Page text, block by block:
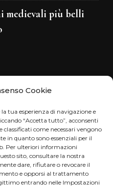
Cookie
tua esperienza di navigazione e
“Accetta tutto”, acconsenti
classificati come necessari vengono
in quanto sono essenziali per il
Per ulteriori informazioni
sito, consultare la nostra
dare, rifiutare o revocare il
e opporsi al trattamento
entrando nelle Impostazioni
medievali più belli
viene aggiornato
. Non può pertanto
ai sensi della
Disclaimer